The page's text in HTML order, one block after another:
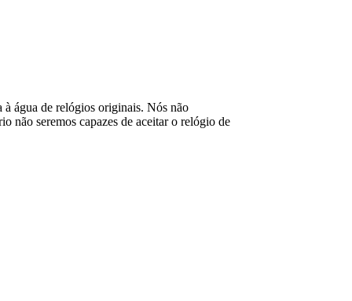
à água de relógios originais. Nós não
não seremos capazes de aceitar o relógio de